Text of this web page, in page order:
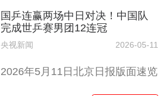
国乒连赢两场中日对决！中国队
完成世乒赛男团12连冠
央视新闻 2026-05-11
2026年5月11日北京日报版面速览